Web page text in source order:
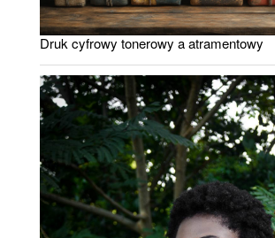
Druk cyfrowy tonerowy a atramentowy